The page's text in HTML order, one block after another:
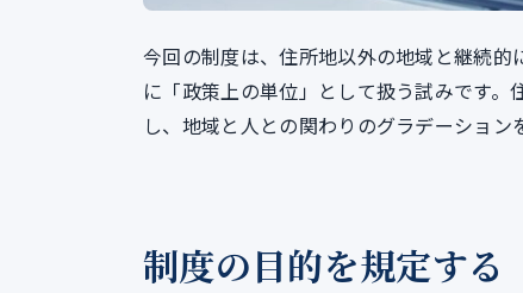
今回の制度は、住所地以外の地域と継続
に「政策上の単位」として扱う試みです
し、地域と人との関わりのグラデーション
制度の目的を規定す